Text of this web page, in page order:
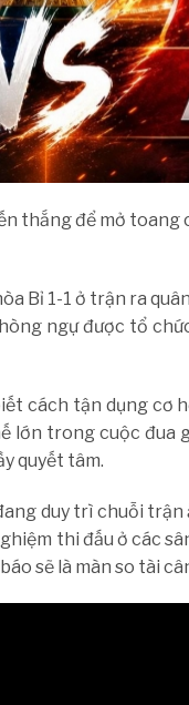
thắng để mở toang
Bỉ 1-1 ở trận ra
ngự được tổ
cách tận dụng
lớn trong cuộc đua
quyết tâm.
duy trì chuỗi
thi đấu ở các
sẽ là màn so tài